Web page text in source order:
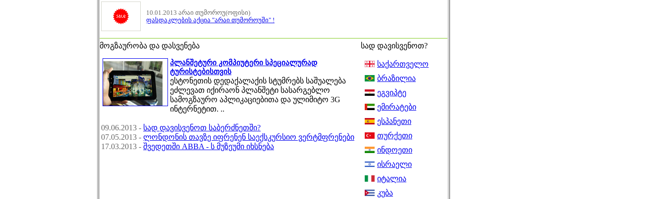
10.01.2013 არაი თუმოროუ(ოფისი)
ფასდაკლების აქცია "არაი თუმოროუში" !
მოგზაურობა და დასვენება
პლანშეტური კომპიუტერი სპეციალურად
ტურისტებისთვის
ესტონეთის დედაქალაქის სტუმრებს საშუალება
ეძლევათ იქირაონ პლანშეტი სასარგებლო
სამოგზაურო აპლიკაციებითა და ულიმიტო 3G
ინტერნეტით. ..
09.06.2013 - სად დავისვენოთ საბერძნეთში?
07.05.2013 - ლონდონის თავზე იფრენენ საექსკურსიო ვერტმფრენები
17.03.2013 - შვედეთში ABBA - ს მუზეუმი იხსნება
სად დავისვენოთ?
საქართველო
ბრაზილია
ეგვიპტე
ემირატები
ესპანეთი
თურქეთი
ინდოეთი
ისრაელი
იტალია
კუბა